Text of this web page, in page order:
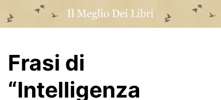
content
Frasi di
“Intelligenza